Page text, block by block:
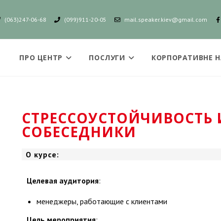
(063)247-06-68 (099)911-20-05 mail.speaker.kiev@gmail.com
ПРО ЦЕНТР ПОСЛУГИ КОРПОРАТИВНЕ
СОБЕСЕДНИКИ
О курсе:
Целевая аудитория:
менеджеры, работающие с клиентами